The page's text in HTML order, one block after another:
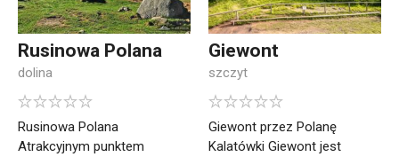
Rusinowa Polana
dolina
Rusinowa Polana
Atrakcyjnym punktem
Giewont
szczyt
Giewont przez Polanę
Kalatówki Giewont jest